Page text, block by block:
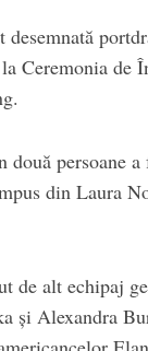
desemnată
Ceremonia de
două persoane a
din Laura
de alt echipaj
şi Alexandra